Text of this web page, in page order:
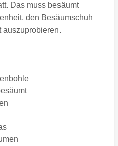
Das muss besäumt
den Besäumschuh
auszuprobieren.